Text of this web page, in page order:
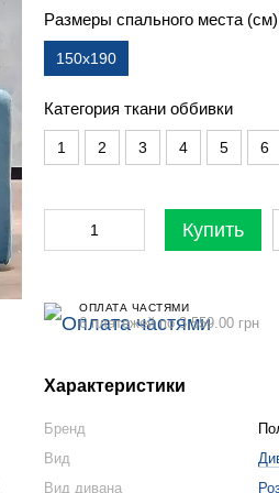
Размеры спального места (см)
150x190
Категория ткани оббивки
1 2 3 4 5 6
Купить
ОПЛАТА ЧАСТЯМИ
6 платежей по 3 559.00 грн
Характеристики
Бренд
Вид
Вид дивана